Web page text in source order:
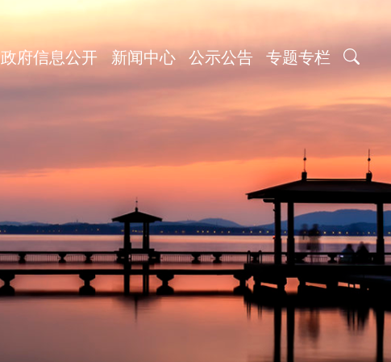
政府信息公开 新闻中心 公示公告 专题专栏